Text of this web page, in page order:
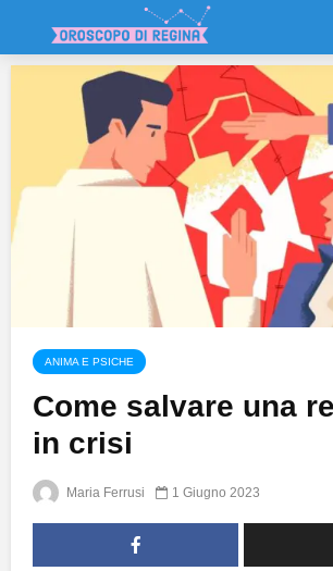
ANIMA E PSICHE
Come salvare una
in crisi
Maria Ferrusi 1 Giugno 2023